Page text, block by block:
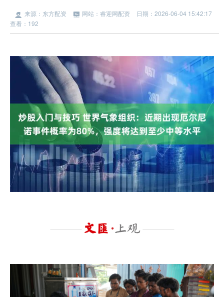
来源：东方配资 网站：睿迎网配资
日期：2026-06-04 15:42:17
查看：192